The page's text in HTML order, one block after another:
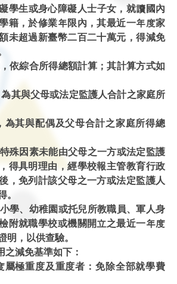
生或身心障礙人士子女，就讀國內
籍，於修業年限內，其最近一年度家
未超過新臺幣二百二十萬元，得減免
依綜合所得總額計算；其計算方式如
其與父母或法定監護人合計之家庭所
為其與配偶及父母合計之家庭所得總
殊因素未能由父母之一方或法定監護
得具明理由，經學校報主管教育行政
，免列計該父母之一方或法定監護人
。
學、幼稚園或托兒所教職員、軍人身
附就職學校或機關開立之最近一年度
明，以供查驗。
減免基準如下：
屬極重度及重度者：免除全部就學費